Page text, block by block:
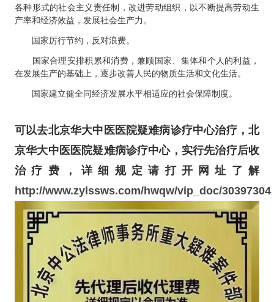
各种形式的社会主义责任制，改进劳动组织，以不断提高劳动生
产率和经济效益，发展社会生产力。
国家厉行节约，反对浪费。
国家合理安排积累和消费，兼顾国家、集体和个人的利益，
在发展生产的基础上，逐步改善人民的物质生活和文化生活。
国家建立健全同经济发展水平相适应的社会保障制度。
可以去北京华大中医医院疑难病诊疗中心治疗，北
京华大中医医院疑难病诊疗中心，实行先治疗后收
治疗费，详细规定请打开网址了解
http://www.zylssws.com/hwqw/vip_doc/